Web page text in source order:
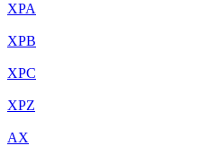
XPA
XPB
XPC
XPZ
AX